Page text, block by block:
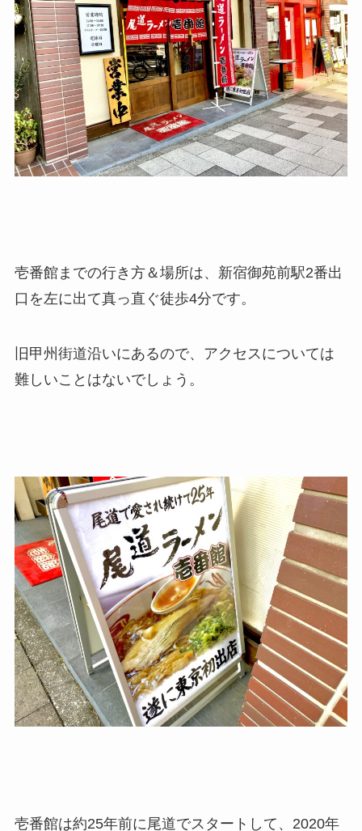
壱番館までの行き方＆場所は、新宿御苑前駅2番出
口を左に出て真っ直ぐ徒歩4分です。
旧甲州街道沿いにあるので、アクセスについては
難しいことはないでしょう。
壱番館は約25年前に尾道でスタートして、2020年